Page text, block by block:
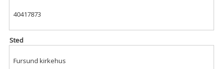
40417873
Sted
Fursund kirkehus